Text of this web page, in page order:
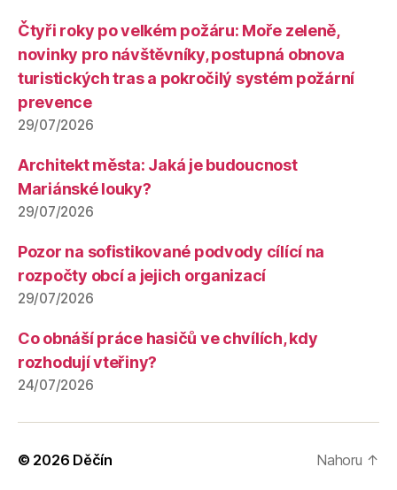
Čtyři roky po velkém požáru: Moře zeleně,
novinky pro návštěvníky, postupná obnova
turistických tras a pokročilý systém požární
prevence
29/07/2026
Architekt města: Jaká je budoucnost
Mariánské louky?
29/07/2026
Pozor na sofistikované podvody cílící na
rozpočty obcí a jejich organizací
29/07/2026
Co obnáší práce hasičů ve chvílích, kdy
rozhodují vteřiny?
24/07/2026
© 2026 Děčín Nahoru ↑